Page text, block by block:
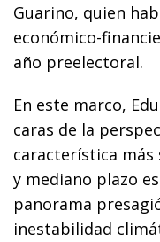
Guarino, quien
económico-
año preelectoral.
En este marco,
caras de la
característica
y mediano plazo
panorama
inestabilidad